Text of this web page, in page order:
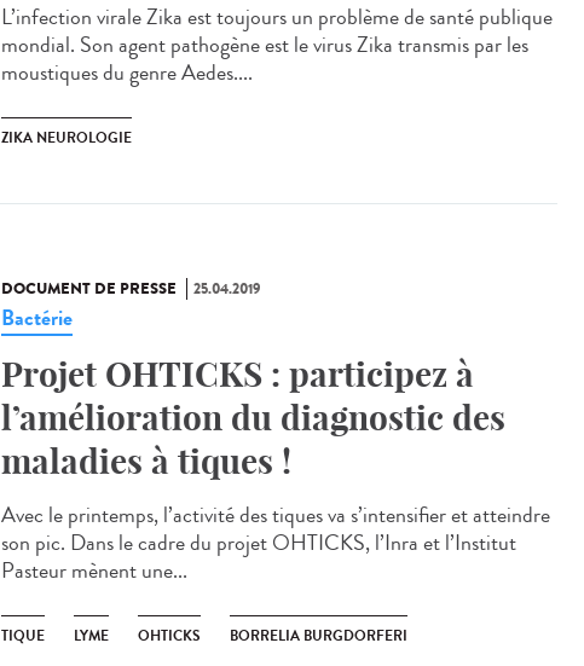
L’infection virale Zika est toujours un problème de santé publique
mondial. Son agent pathogène est le virus Zika transmis par les
moustiques du genre Aedes....
ZIKA NEUROLOGIE
DOCUMENT DE PRESSE 25.04.2019
Bactérie
Projet OHTICKS : participez à
l’amélioration du diagnostic des
maladies à tiques !
Avec le printemps, l’activité des tiques va s’intensifier et atteindre
son pic. Dans le cadre du projet OHTICKS, l’Inra et l’Institut
Pasteur mènent une...
TIQUE LYME OHTICKS BORRELIA BURGDORFERI